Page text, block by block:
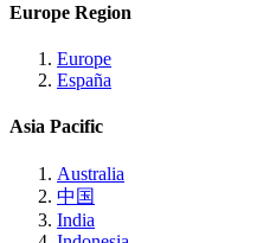
Europe Region
Europe
España
Asia Pacific
Australia
中国
India